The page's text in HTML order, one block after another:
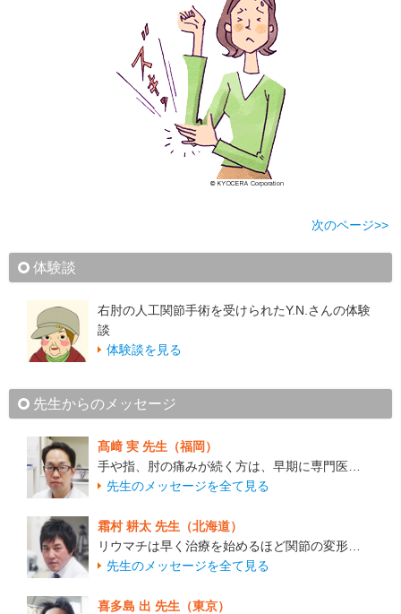
次のページ>>
体験談
右肘の人工関節手術を受けられたY.N.さんの体験
談
体験談を見る
先生からのメッセージ
髙﨑 実 先生（福岡）
手や指、肘の痛みが続く方は、早期に専門医…
先生のメッセージを全て見る
霜村 耕太 先生（北海道）
リウマチは早く治療を始めるほど関節の変形…
先生のメッセージを全て見る
喜多島 出 先生（東京）